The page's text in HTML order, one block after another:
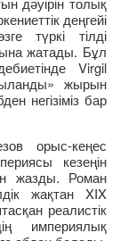
деңгейі
түркі тілді
жатады. Бұл
Virgil
жырын
негізіміз бар
орыс-кеңес
кезеңін
жазды. Роман
жақтан XIX
реалистік
империялық